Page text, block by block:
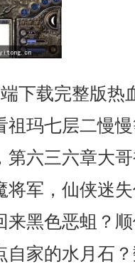
下载完整版热
祖玛七层二慢
第六三六章大
将军，仙侠迷
来黑色恶蛆？
自家的水月石